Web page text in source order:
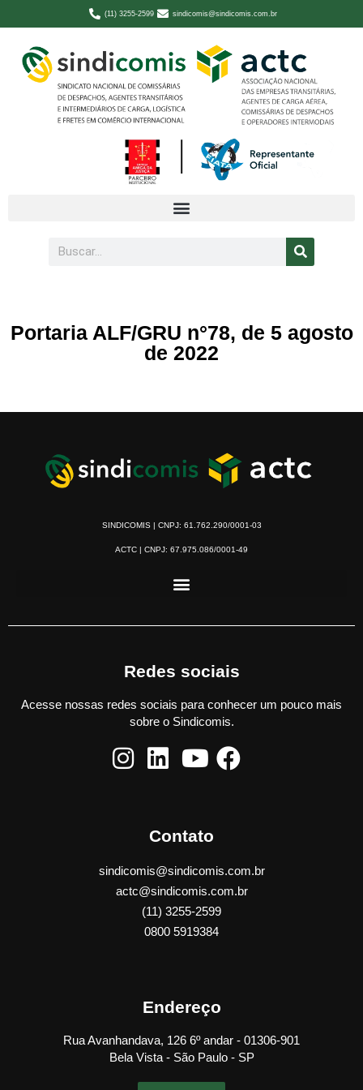
(11) 3255-2599 sindicomis@sindicomis.com.br
Portaria ALF/GRU n°78, de 5 agosto
de 2022
SINDICOMIS | CNPJ: 61.762.290/0001-03
ACTC | CNPJ: 67.975.086/0001-49
Redes sociais
Acesse nossas redes sociais para conhecer um pouco mais
sobre o Sindicomis.
Contato
sindicomis@sindicomis.com.br
actc@sindicomis.com.br
(11) 3255-2599
0800 5919384
Endereço
Rua Avanhandava, 126 6º andar - 01306-901
Bela Vista - São Paulo - SP